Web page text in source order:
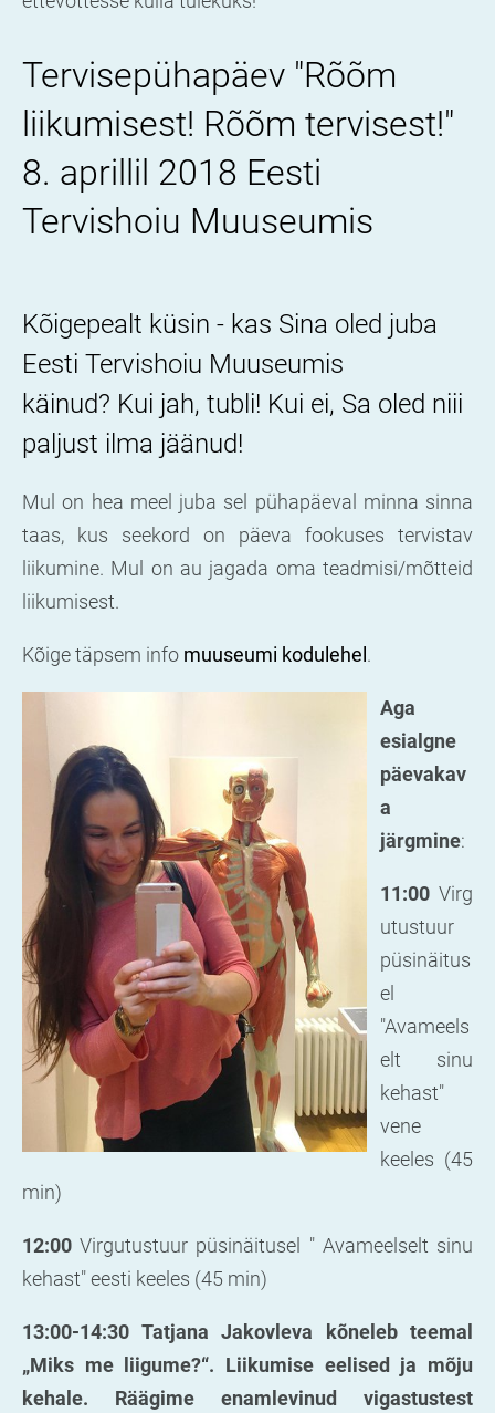
Tervisepühapäev "Rõõm
liikumisest! Rõõm tervisest!"
8. aprillil 2018 Eesti
Tervishoiu Muuseumis
Kõigepealt küsin - kas Sina oled juba
Eesti Tervishoiu Muuseumis
käinud? Kui jah, tubli! Kui ei, Sa oled niii
paljust ilma jäänud!
Mul on hea meel juba sel pühapäeval minna sinna
taas, kus seekord on päeva fookuses tervistav
liikumine. Mul on au jagada oma teadmisi/mõtteid
liikumisest.
Kõige täpsem info muuseumi kodulehel .
Aga
esialgne
päevakav
a
järgmine:
11:00 Virg
utustuur
püsinäitus
el
"Avameels
elt sinu
kehast"
vene
keeles (45
min)
12:00 Virgutustuur püsinäitusel " Avameelselt sinu
kehast" eesti keeles (45 min)
13:00-14:30 Tatjana Jakovleva kõneleb teemal
„Miks me liigume?“. Liikumise eelised ja mõju
kehale. Räägime enamlevinud vigastustest